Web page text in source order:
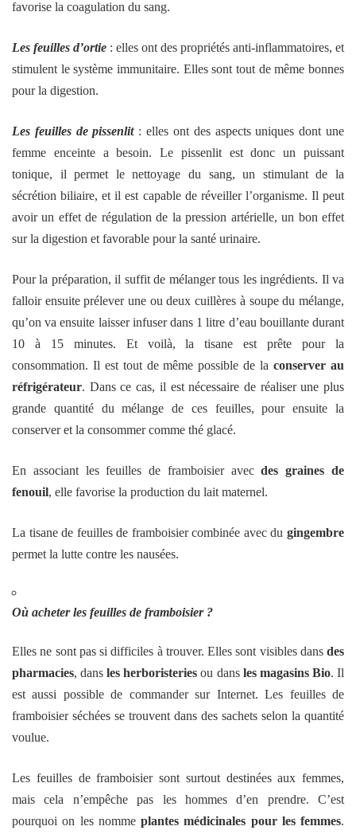
favorise la coagulation du sang.
Les feuilles d’ortie : elles ont des propriétés anti-inflammatoires, et
stimulent le système immunitaire. Elles sont tout de même bonnes
pour la digestion.
Les feuilles de pissenlit : elles ont des aspects uniques dont une
femme enceinte a besoin. Le pissenlit est donc un puissant
tonique, il permet le nettoyage du sang, un stimulant de la
sécrétion biliaire, et il est capable de réveiller l’organisme. Il peut
avoir un effet de régulation de la pression artérielle, un bon effet
sur la digestion et favorable pour la santé urinaire.
Pour la préparation, il suffit de mélanger tous les ingrédients. Il va
falloir ensuite prélever une ou deux cuillères à soupe du mélange,
qu’on va ensuite laisser infuser dans 1 litre d’eau bouillante durant
10 à 15 minutes. Et voilà, la tisane est prête pour la
consommation. Il est tout de même possible de laconserver au
réfrigérateur. Dans ce cas, il est nécessaire de réaliser une plus
grande quantité du mélange de ces feuilles, pour ensuite la
conserver et la consommer comme thé glacé.
En associant les feuilles de framboisier avecdes graines de
fenouil, elle favorise la production du lait maternel.
La tisane de feuilles de framboisier combinée avec du gingembre
permet la lutte contre les nausées.
Où acheter les feuilles de framboisier ?
Elles ne sont pas si difficiles à trouver. Elles sont visibles dans des
pharmacies, dansles herboristeriesou dans les magasins Bio. Il
est aussi possible de commander sur Internet. Les feuilles de
framboisier séchées se trouvent dans des sachets selon la quantité
voulue.
Les feuilles de framboisier sont surtout destinées aux femmes,
mais cela n’empêche pas les hommes d’en prendre. C’est
pourquoi on les nomme plantes médicinales pour les femmes.